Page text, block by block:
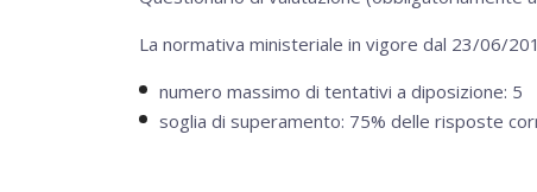
La normativa ministeriale in vigore dal 23/06/
numero massimo di tentativi a diposizione: 5
soglia di superamento: 75% delle risposte